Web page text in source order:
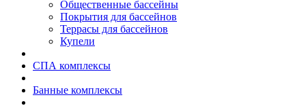
Общественные бассейны
Покрытия для бассейнов
Террасы для бассейнов
Купели
СПА комплексы
Банные комплексы